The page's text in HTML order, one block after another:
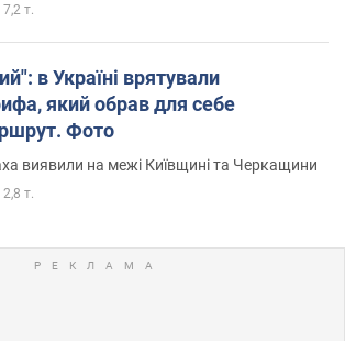
7,2 т.
в Україні врятували
який обрав для себе
Фото
виявили на межі Київщині та Черкащини
2,8 т.